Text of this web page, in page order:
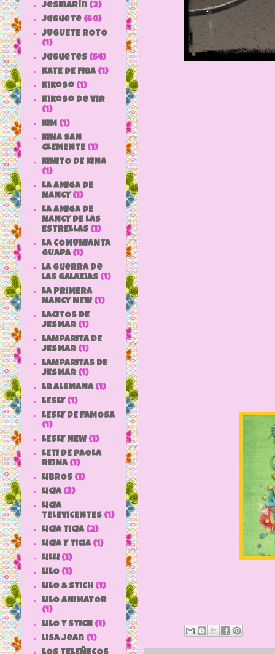
jesmarín (2)
juguete (60)
JUGUETE ROTO
(1)
Juguetes (64)
KATE DE FIBA (1)
Kikoso (1)
Kikoso de Vir
(1)
KIM (1)
KINA SAN
CLEMENTE (1)
KINITO DE KINA
(1)
LA AMIGA DE
NANCY (1)
LA AMIGA DE
NANCY DE LAS
ESTRELLAS (1)
LA COMUNIANTA
GUAPA (1)
la guerra de
las galaxias (1)
LA PRIMERA
NANCY NEW (1)
LACITOS DE
JESMAR (1)
LAMPARITA DE
JESMAR (1)
LAMPARITAS DE
JESMAR (1)
LB ALEMANA (1)
LESLY (1)
LESLY DE FAMOSA
(1)
LESLY NEW (1)
LETI DE PAOLA
REINA (1)
LIBROS (1)
LICIA (3)
LICIA
TELEVICENTES (1)
LICIA TICIA (2)
LICIA Y TICIA (1)
LILLI (1)
LILO (1)
LILO & STICH (1)
LILO ANIMATOR
(1)
LILO Y STICH (1)
lisa jean (1)